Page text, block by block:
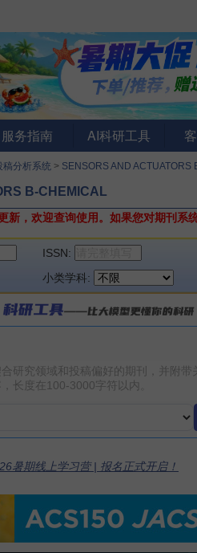
服务指南 AI科研工具
稿分析系统 > SENSORS AND ACTUATORS
B-CHEMICAL
，欢迎查询使用。 如果您对期刊系
ISSN:
小类学科:
暑期线上学习营 | 报名正式开启！